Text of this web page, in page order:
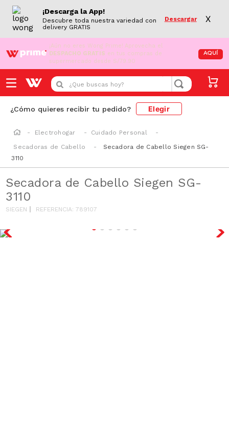
¡Descarga la App!
Descubre toda nuestra variedad con
delivery GRATIS
Descargar X
¡Aún no eres Wong Prime! Aprovecha el
DESPACHO GRATIS en tus compras de
supermercado desde S/79.90
AQUÍ
¿Que buscas hoy?
¿Cómo quieres recibir tu pedido? Elegir
Electrohogar
Cuidado Personal
Secadoras de Cabello
Secadora de Cabello Siegen SG-
3110
Secadora de Cabello Siegen SG-
3110
SIEGEN REFERENCIA:789107